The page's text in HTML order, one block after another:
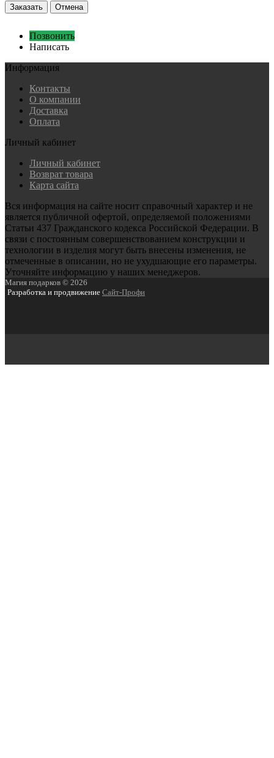
Заказать Отмена
Позвонить
Написать
Информация
Контакты
О компании
Доставка
Оплата
Личный кабинет
Личный кабинет
Возврат товара
Карта сайта
Вся информация на сайте носит справочный характер и не
является публичной офертой, определяемой положениями
Статьи 437 Гражданского кодекса Российской Федерации. В
связи с постоянным совершенствованием конструкции и
технологии в изделия могут быть внесены изменения, не
отмеченные в описании, но не ухудшающие его параметры.
Уточняйте информацию у наших менеджеров.
Магия подарков © 2026
Разработка и продвижение Сайт-Профи